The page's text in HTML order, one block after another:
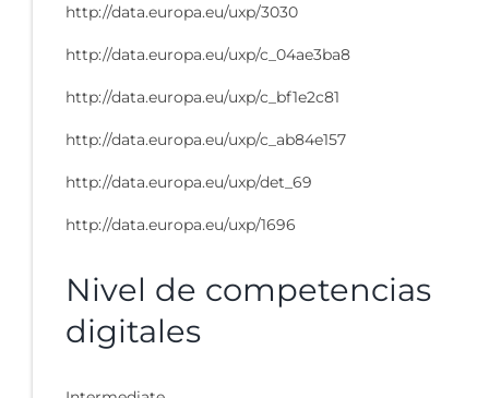
http://data.europa.eu/uxp/3030
http://data.europa.eu/uxp/c_04ae3ba8
http://data.europa.eu/uxp/c_bf1e2c81
http://data.europa.eu/uxp/c_ab84e157
http://data.europa.eu/uxp/det_69
http://data.europa.eu/uxp/1696
Nivel de competencias
digitales